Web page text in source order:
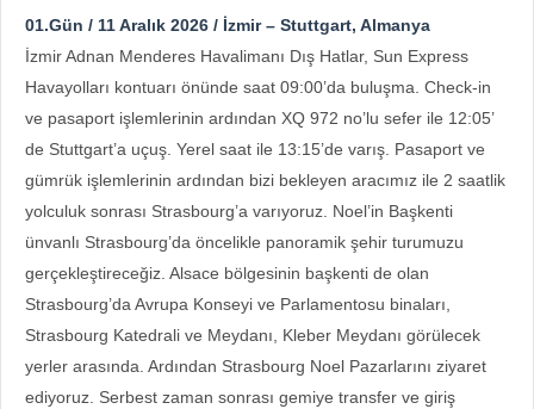
01.Gün / 11 Aralık 2026 / İzmir – Stuttgart, Almanya
İzmir Adnan Menderes Havalimanı Dış Hatlar, Sun Express
Havayolları kontuarı önünde saat 09:00’da buluşma. Check-in
ve pasaport işlemlerinin ardından XQ 972 no’lu sefer ile 12:05’
de Stuttgart’a uçuş. Yerel saat ile 13:15’de varış. Pasaport ve
gümrük işlemlerinin ardından bizi bekleyen aracımız ile 2 saatlik
yolculuk sonrası Strasbourg’a varıyoruz. Noel’in Başkenti
ünvanlı Strasbourg’da öncelikle panoramik şehir turumuzu
gerçekleştireceğiz. Alsace bölgesinin başkenti de olan
Strasbourg’da Avrupa Konseyi ve Parlamentosu binaları,
Strasbourg Katedrali ve Meydanı, Kleber Meydanı görülecek
yerler arasında. Ardından Strasbourg Noel Pazarlarını ziyaret
ediyoruz. Serbest zaman sonrası gemiye transfer ve giriş